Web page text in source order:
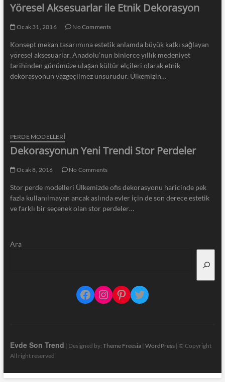
Yöresel Aksesuarlar ile Etnik Dekorasyon
Ocak 31, 2016 No Comments
Konsept mekan tasarımına estetik anlamda büyük katkı sağlayan
yöresel aksesuarlar, Anadolu’nun binlerce yıllık medeniyet
tarihinden günümüze ulaşan kültür elçileri olarak etnik
dekorasyonun vazgeçilmez unsurudur. Ülkemizin…
PERDE MODELLERI
Dekorasyonun Yeni Trendi Stor Perdeler
Ocak 8, 2016 No Comments
Stor perde modelleri Ülkemizde ofis dekorasyonu haricinde pek
fazla kullanılmayan ancak aslında evler için de son derece estetik
ve farklı bir seçenek olan stor perdeler…
Ara
Facebook
Instagram
Pinterest
Twitter
Evde Son Trend | Designed by: Theme Freesia| WordPress| © Copyright
All right reserved